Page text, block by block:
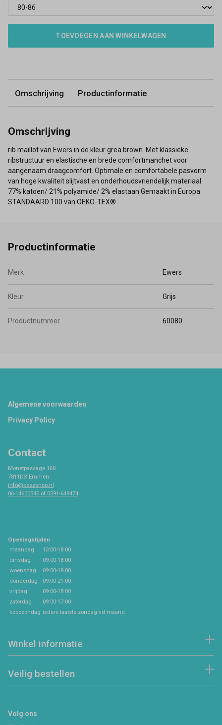
TOEVOEGEN AAN WINKELWAGEN
Omschrijving Productinformatie
Omschrijving
rib maillot van Ewers in de kleur grea brown. Met klassieke
ribstructuur en elastische en brede comfortmanchet voor
aangenaam draagcomfort. Optimale en comfortabele pasvorm
van hoge kwaliteit slijtvast en onderhoudsvriendelijk materiaal
77% katoen/ 21% polyamide/ 2% elastaan Gemaakt in Europa
STANDAARD 100 van OEKO-TEX®
Productinformatie
Merk Ewers
Kleur Grijs
Productnummer 60080
Footer
Algemene voorwaarden
Privacy Policy
Contact
Monetpassage 160
7811DX Emmen
info@keezenco.nl
06-14600545 of 0591-649474
Openingstijden
maandag
13:00-18:00
dinsdag
09:00-18:00
woensdag
09:00-18:00
donderdag
09:00-21:00
vrijdag
09:00-18:00
zaterdag
09:00-17:00
koopzondag iedere laatste zondag vd maand
Winkel informatie
Veilig bestellen
Volg ons